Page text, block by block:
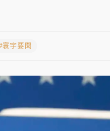
至晚上7時
寰宇要聞